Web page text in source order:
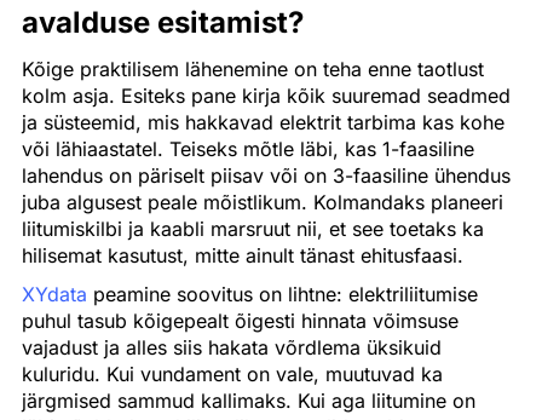
avalduse esitamist?
Kõige praktilisem lähenemine on teha enne taotlust
kolm asja. Esiteks pane kirja kõik suuremad seadmed
ja süsteemid, mis hakkavad elektrit tarbima kas kohe
või lähiaastatel. Teiseks mõtle läbi, kas 1-faasiline
lahendus on päriselt piisav või on 3-faasiline ühendus
juba algusest peale mõistlikum. Kolmandaks planeeri
liitumiskilbi ja kaabli marsruut nii, et see toetaks ka
hilisemat kasutust, mitte ainult tänast ehitusfaasi.
XYdata peamine soovitus on lihtne: elektriliitumise
puhul tasub kõigepealt õigesti hinnata võimsuse
vajadust ja alles siis hakata võrdlema üksikuid
kuluridu. Kui vundament on vale, muutuvad ka
järgmised sammud kallimaks. Kui aga liitumine on